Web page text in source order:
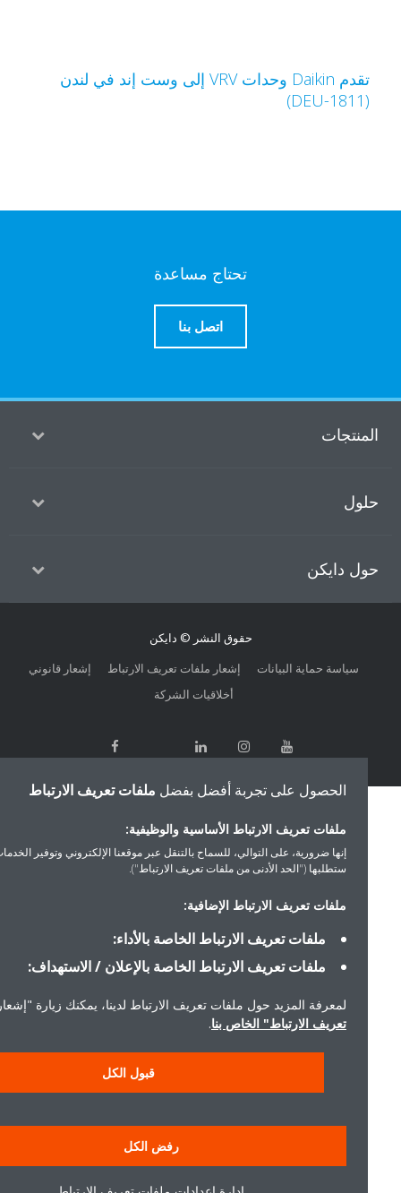
تقدم Daikin وحدات VRV إلى وست إند في لندن
تحتاج مساعدة
اتصل بنا
دايكن
حقوق النشر © دايكن
إشعار قانوني
إشعار ملفات تعريف الارتباط
سياسة حماية البيانات
أخلاقيات الشركة
الحصول على تجربة أفضل بفضلملفات تعريف الارتباط
ملفات تعريف الارتباط الأساسية والوظيفية:
إنها ضرورية، على التوالي، للسماح بالتنقل عبر موقعنا الإلكتروني وتوفير الخدمات التي
ستطلبها ("الحد الأدنى من ملفات تعريف الارتباط").
ملفات تعريف الارتباط الإضافية:
ملفات تعريف الارتباط الخاصة بالأداء:
ملفات تعريف الارتباط الخاصة بالإعلان / الاستهداف:
لمعرفة المزيد حول ملفات تعريف الارتباط لدينا، يمكنك زيارة "إشعار
تعريف الارتباط" الخاص بنا.
قبول الكل
رفض الكل